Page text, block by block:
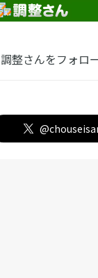
調整さんをフォロ